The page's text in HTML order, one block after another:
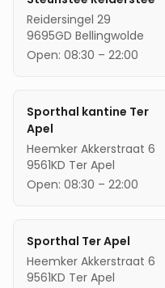
Reidersingel 29
9695GD Bellingwolde
Open: 08:30 – 22:00
Sporthal kantine Ter
Apel
Heemker Akkerstraat 6
9561KD Ter Apel
Open: 08:30 – 22:00
Sporthal Ter Apel
Heemker Akkerstraat 6
9561KD Ter Apel
locatie